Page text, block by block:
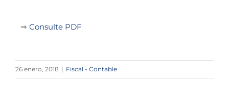
⇒ Consulte PDF
26 enero, 2018 | Fiscal - Contable